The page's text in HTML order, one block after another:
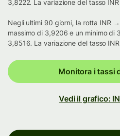
3,8222. La variazione del tasso
Negli ultimi 90 giorni, la rotta INR
massimo di 3,9206 e un minimo di
3,8516. La variazione del tasso
Monitora i tassi
Vedi il grafico: